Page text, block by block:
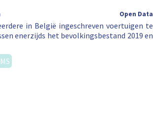
Open Data
in België ingeschreven voertuigen te
enerzijds het bevolkingsbestand 2019 en